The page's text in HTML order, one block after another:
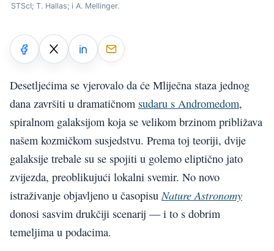
STScI; T. Hallas; i A. Mellinger.
Desetljećima se vjerovalo da će Mliječna staza jednog
dana završiti u dramatičnom sudaru s Andromedom,
spiralnom galaksijom koja se velikom brzinom približava
našem kozmičkom susjedstvu. Prema toj teoriji, dvije
galaksije trebale su se spojiti u golemo eliptično jato
zvijezda, preoblikujući lokalni svemir. No novo
istraživanje objavljeno u časopisuNature Astronomy
donosi sasvim drukčiji scenarij — i to s dobrim
temeljima u podacima.